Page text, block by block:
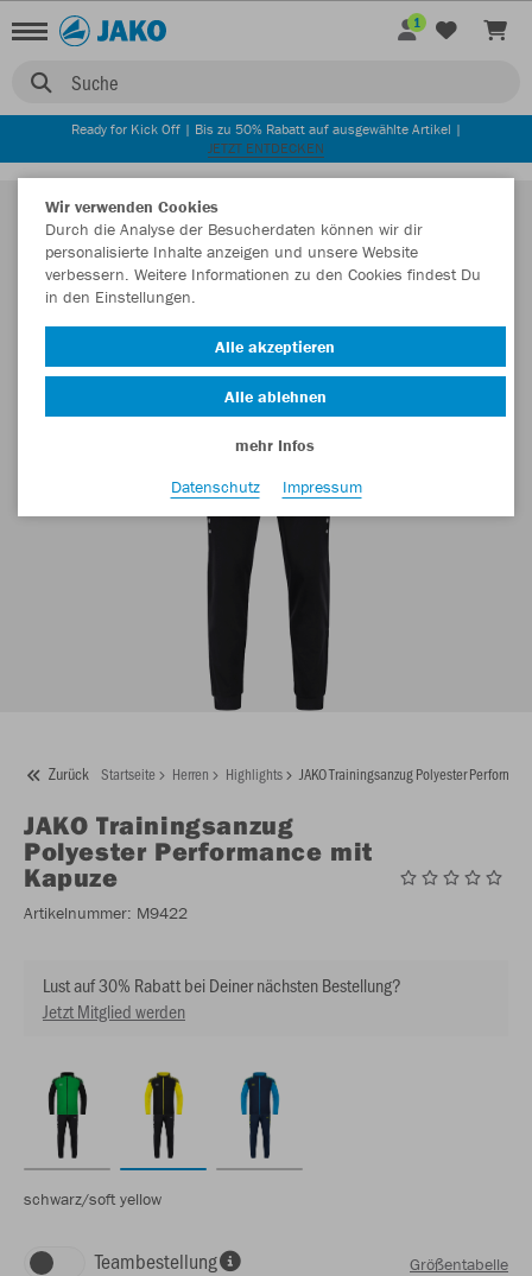
Suche
1
Ready for Kick Off | Bis zu 50% Rabatt auf ausgewählte Artikel |
JETZT ENTDECKEN
Zurück Startseite Herren Highlights JAKO Trainingsanzug Polyester
JAKO Trainingsanzug
Polyester Performance mit
Kapuze
Artikelnummer: M9422
Lust auf 30% Rabatt bei Deiner nächsten Bestellung?
Jetzt Mitglied werden
schwarz/soft yellow
Teambestellung Größentabelle
Wir verwenden Cookies
Durch die Analyse der Besucherdaten können wir dir
personalisierte Inhalte anzeigen und unsere Website
verbessern. Weitere Informationen zu den Cookies findest Du
in den Einstellungen.
Alle akzeptieren
Alle ablehnen
mehr Infos
Datenschutz
Impressum